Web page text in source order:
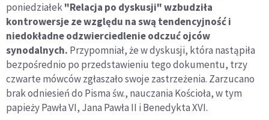
poniedziałek"Relacja po dyskusji" wzbudziła
kontrowersje ze względu na swą tendencyjność i
niedokładne odzwierciedlenie odczuć ojców
synodalnych. Przypomniał, że w dyskusji, która nastąpiła
bezpośrednio po przedstawieniu tego dokumentu, trzy
czwarte mówców zgłaszało swoje zastrzeżenia. Zarzucano
brak odniesień do Pisma św., nauczania Kościoła, w tym
papieży Pawła VI, Jana Pawła II i Benedykta XVI.